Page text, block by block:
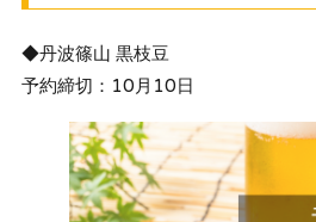
◆丹波篠山 黒枝豆
予約締切：10月10日